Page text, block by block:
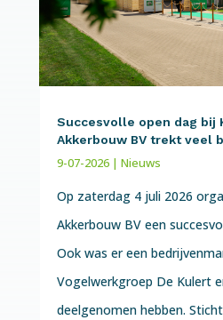
Succesvolle open dag bij
Akkerbouw BV trekt veel
9-07-2026| Nieuws
Op zaterdag 4 juli 2026
Akkerbouw BV een
Ook was er een
Vogelwerkgroep De Kulert
deelgenomen hebben.